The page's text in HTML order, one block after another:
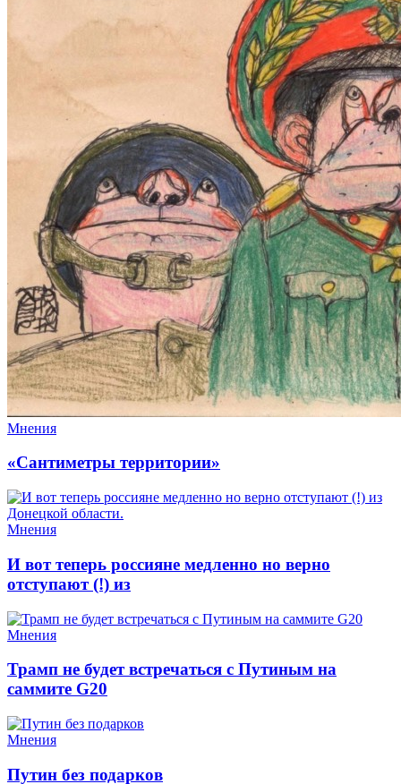
Мнения
«Сантиметры территории»
Мнения
И вот теперь россияне медленно но верно
отступают (!) из
Мнения
Трамп не будет встречаться с Путиным на
саммите G20
Мнения
Путин без подарков